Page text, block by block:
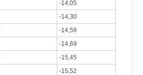
-14,05
-14,30
-14,59
-14,69
-15,45
-15,52